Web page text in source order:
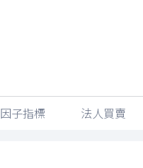
因子指標 法人買賣